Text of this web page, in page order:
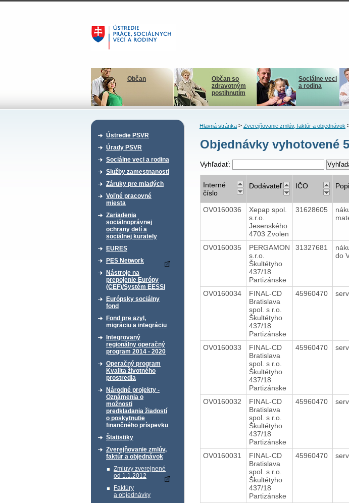
Občan
Občan so
zdravotným
postihnutím
Sociálne veci
a rodina
Ústredie PSVR
Úrady PSVR
Sociálne veci a rodina
Služby zamestnanosti
Záruky pre mladých
Voľné pracovné
miesta
Zariadenia
sociálnoprávnej
ochrany detí a
sociálnej kurately
EURES
PES Network
Nástroje na
prepojenie Európy
(CEF)/Systém EESSI
Európsky sociálny
fond
Fond pre azyl,
migráciu a integráciu
Integrovaný
regionálny operačný
program 2014 - 2020
Operačný program
Kvalita životného
prostredia
Národné projekty -
Oznámenia o
možnosti
predkladania žiadostí
o poskytnutie
finančného príspevku
Štatistiky
Zverejňovanie zmlúv,
faktúr a objednávok
Zmluvy zverejnené
od 1.1.2012
Faktúry
a objednávky
Hlavná stránka> Zverejňovanie zmlúv, faktúr a objednávok
Objednávky vyhotovené
Vyhľadať:
Interné
číslo
Dodávateľ IČO
OV0160036
Xepap spol.
s.r.o.
Jesenského
4703 Zvolen
31628605
OV0160035
PERGAMON
s.r.o.
Škultétyho
437/18
Partizánske
31327681
do
OV0160034
FINAL-CD
Bratislava
spol. s r.o.
Škultétyho
437/18
Partizánske
45960470
OV0160033
FINAL-CD
Bratislava
spol. s r.o.
Škultétyho
437/18
Partizánske
45960470
OV0160032
FINAL-CD
Bratislava
spol. s r.o.
Škultétyho
437/18
Partizánske
45960470
OV0160031
FINAL-CD
Bratislava
spol. s r.o.
Škultétyho
437/18
Partizánske
45960470